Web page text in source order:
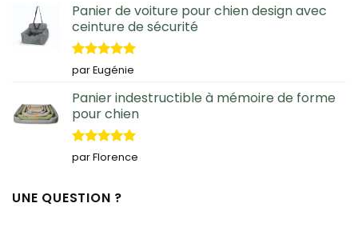
Panier de voiture pour chien design avec
ceinture de sécurité
Note5sur
5
par Eugénie
Panier indestructible à mémoire de forme
pour chien
Note5sur
5
par Florence
UNE QUESTION ?